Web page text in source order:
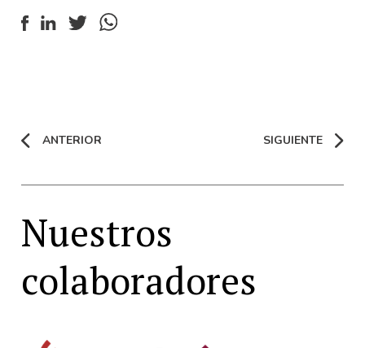
ANTERIOR SIGUIENTE
Nuestros
colaboradores